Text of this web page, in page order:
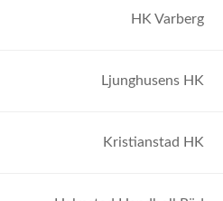
HK Varberg
Ljunghusens HK
Kristianstad HK